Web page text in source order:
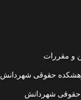
و مقررات
حقوقی شهردانش
شهردانش